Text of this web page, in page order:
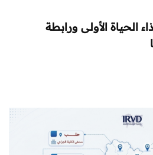
الحياة الأولى ورابطة